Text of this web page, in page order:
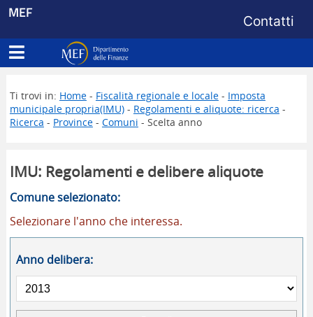
MEF Menu di
Contatti
Apri menu principale
Dipartimento delle Finanze
Ti trovi in: Home- Fiscalità regionale e locale- Imposta
municipale propria(IMU)- Regolamenti e aliquote: ricerca -
Ricerca - Province- Comuni - Scelta anno
IMU: Regolamenti e delibere aliquote
Comune selezionato:
Selezionare l'anno che interessa.
Anno delibera: